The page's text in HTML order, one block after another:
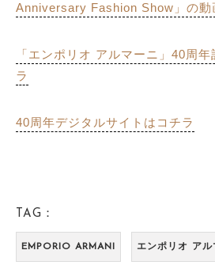
Anniversary Fashion Show」の動
「エンポリオ アルマーニ」40周
ラ
40周年デジタルサイトはコチラ
TAG：
EMPORIO ARMANI エンポリオ アル